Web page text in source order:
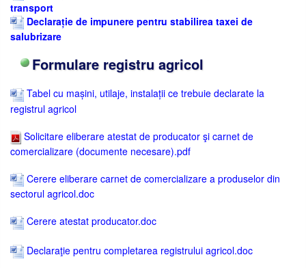
transport
Declarație de impunere pentru stabilirea taxei de
salubrizare
Formulare registru agricol
Tabel cu mașini, utilaje, instalații ce trebuie declarate la
registrul agricol
Solicitare eliberare atestat de producator şi carnet de
comercializare (documente necesare).pdf
Cerere eliberare carnet de comercializare a produselor din
sectorul agricol.doc
Cerere atestat producator.doc
Declaraţie pentru completarea registrului agricol.doc